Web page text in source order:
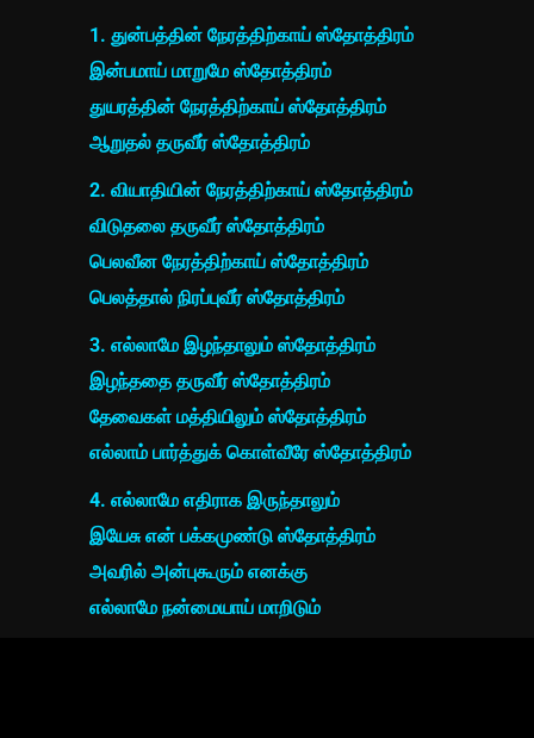
1. துன்பத்தின் நேரத்திற்காய் ஸ்தோத்திரம்
இன்பமாய் மாறுமே ஸ்தோத்திரம்
துயரத்தின் நேரத்திற்காய் ஸ்தோத்திரம்
ஆறுதல் தருவீர் ஸ்தோத்திரம்
2. வியாதியின் நேரத்திற்காய் ஸ்தோத்திரம்
விடுதலை தருவீர் ஸ்தோத்திரம்
பெலவீன நேரத்திற்காய் ஸ்தோத்திரம்
பெலத்தால் நிரப்புவீர் ஸ்தோத்திரம்
3. எல்லாமே இழந்தாலும் ஸ்தோத்திரம்
இழந்ததை தருவீர் ஸ்தோத்திரம்
தேவைகள் மத்தியிலும் ஸ்தோத்திரம்
எல்லாம் பார்த்துக் கொள்வீரே ஸ்தோத்திரம்
4. எல்லாமே எதிராக இருந்தாலும்
இயேசு என் பக்கமுண்டு ஸ்தோத்திரம்
அவரில் அன்புகூரும் எனக்கு
எல்லாமே நன்மையாய் மாறிடும்